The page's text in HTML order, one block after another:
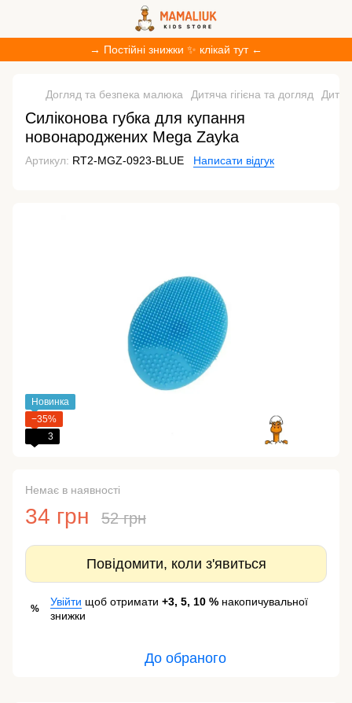
→ Постійні знижки ✨ клікай тут ←
Догляд та безпека малюка Дитяча гігієна та догляд
Силіконова губка для купання
новонароджених Mega Zayka
Артикул: RT2-MGZ-0923-BLUE Написати відгук
Новинка
−35%
3
Немає в наявності
34 грн 52 грн
Повідомити, коли з'явиться
%
Увійти щоб отримати +3, 5, 10 % накопичувальної
знижки
До обраного